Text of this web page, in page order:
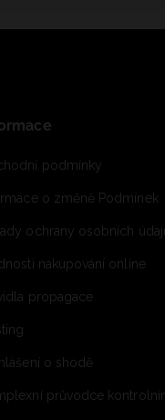
podmínky
o změně Podmínek
ochrany osobních
nakupování online
propagace
o shodě
průvodce